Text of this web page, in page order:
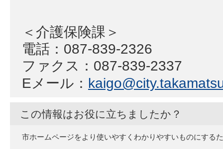
＜介護保険課＞
電話：087-839-2326
ファクス：087-839-2337
Eメール：
この情報はお役に立ちましたか？
市ホームページをより使いやすくわかりやすいものにする